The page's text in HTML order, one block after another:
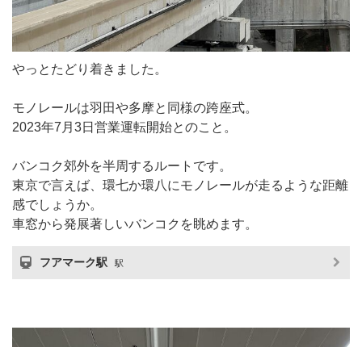
やっとたどり着きました。
モノレールは羽田や多摩と同様の跨座式。
2023年7月3日営業運転開始とのこと。
バンコク郊外を半周するルートです。
東京で言えば、環七か環八にモノレールが走るような距離
感でしょうか。
車窓から発展著しいバンコクを眺めます。
フアマーク駅 駅